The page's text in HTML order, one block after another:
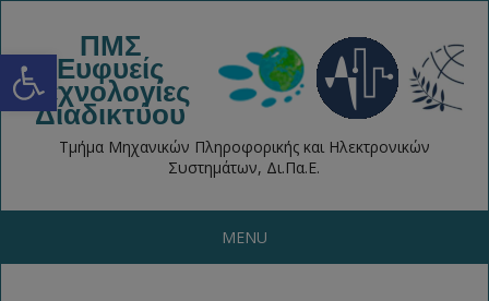
Open toolbar ΠΜΣ
Ευφυείς
Τεχνολογίες
Διαδικτύου
Τμήμα Μηχανικών Πληροφορικής και Ηλεκτρονικών
Συστημάτων, Δι.Πα.Ε.
MENU